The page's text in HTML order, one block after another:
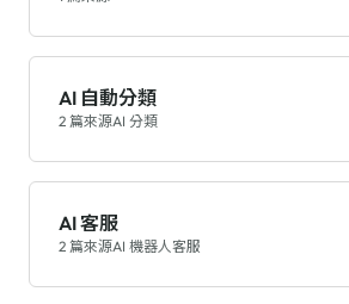
AI 自動分類
2 篇來源AI 分類
AI 客服
2 篇來源AI 機器人客服